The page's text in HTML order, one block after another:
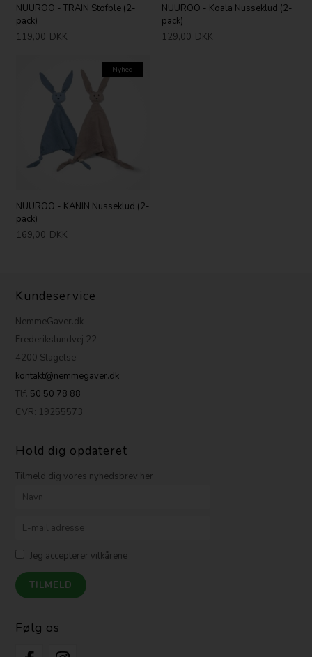
NUUROO - TRAIN Stofble (2-
pack)
119,00 DKK
NUUROO - Koala Nusseklud (2-
pack)
129,00 DKK
Nyhed
NUUROO - KANIN Nusseklud (2-
pack)
169,00 DKK
Kundeservice
NemmeGaver.dk
Frederikslundvej 22
4200 Slagelse
kontakt@nemmegaver.dk
Tlf. 50 50 78 88
CVR: 19255573
Hold dig opdateret
Tilmeld dig vores nyhedsbrev her
Jeg accepterer vilkårene
Følg os